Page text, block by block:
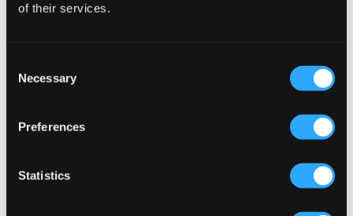
of their services.
Selection
Necessary
Preferences
Statistics
De maat lijkt
Gratis verzending vanaf €69